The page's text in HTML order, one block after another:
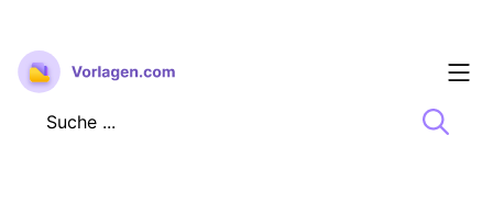
Zum
Inhalt
springen